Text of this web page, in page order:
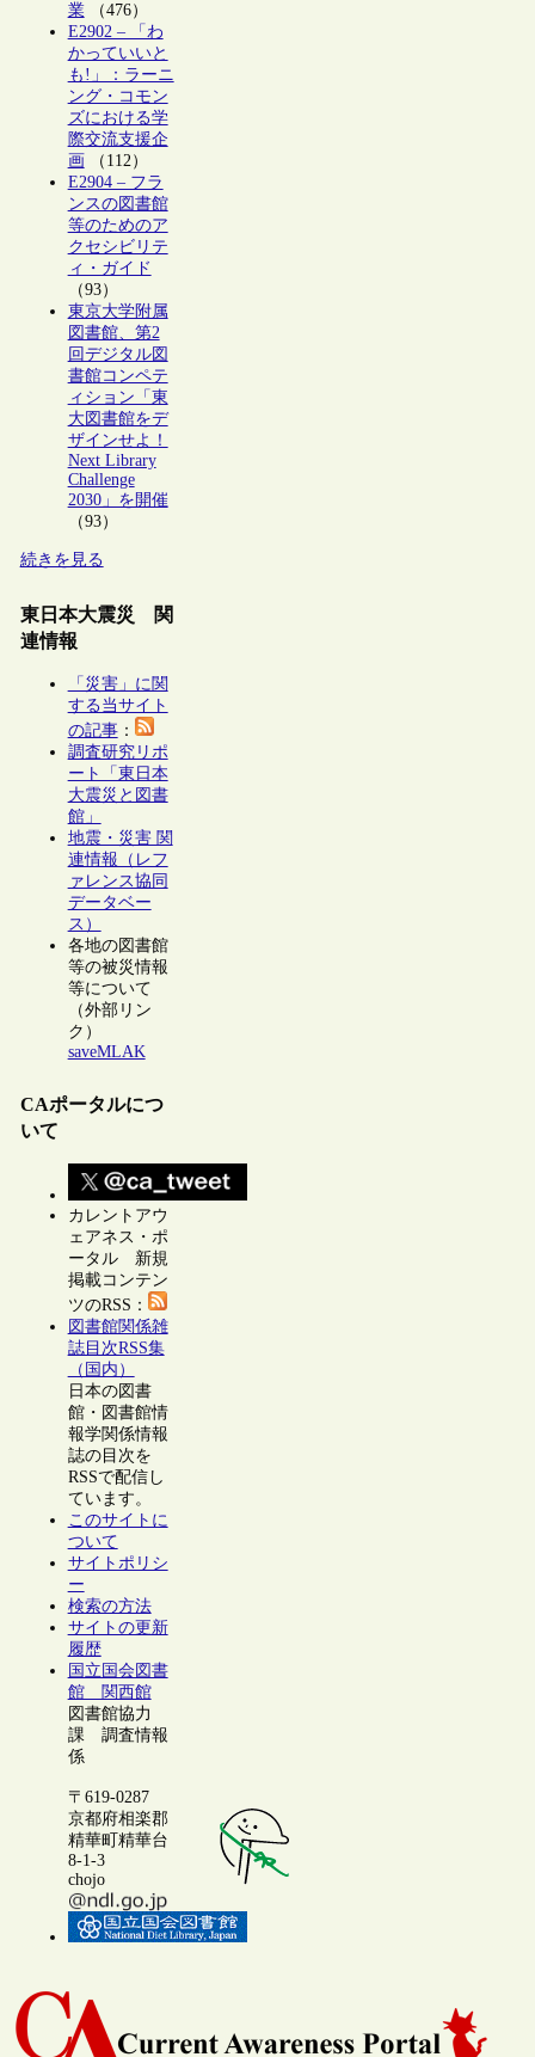
業（476）
E2902 – 「わ
かっていいと
も!」：ラーニ
ング・コモン
ズにおける学
際交流支援企
画 （112）
E2904 – フラ
ンスの図書館
等のためのア
クセシビリテ
ィ・ガイド
（93）
東京大学附属
図書館、第2
回デジタル図
書館コンペテ
ィション「東
大図書館をデ
ザインせよ！
Next Library
Challenge
2030」を開催
（93）
続きを見る
東日本大震災 関
連情報
「災害」に関
する当サイト
の記事：
調査研究リポ
ート「東日本
大震災と図書
館」
地震・災害 関
連情報（レフ
ァレンス協同
データベー
ス）
各地の図書館
等の被災情報
等について
（外部リン
ク）
saveMLAK
CAポータルにつ
いて
カレントアウ
ェアネス・ポ
ータル 新規
掲載コンテン
ツのRSS：
図書館関係雑
誌目次RSS集
（国内）
日本の図書
館・図書館情
報学関係情報
誌の目次を
RSSで配信し
ています。
このサイトに
ついて
サイトポリシ
ー
検索の方法
サイトの更新
履歴
国立国会図書
館 関西館
図書館協力
課 調査情報
係
〒619-0287
京都府相楽郡
精華町精華台
8-1-3
chojo